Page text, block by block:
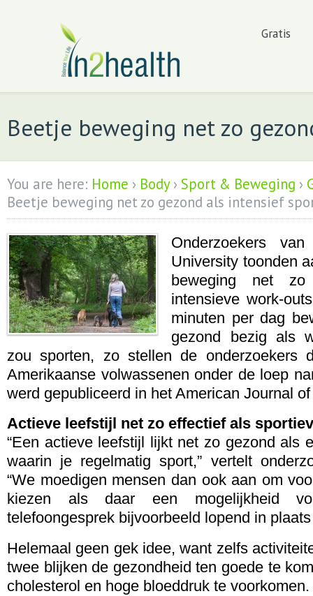
Gratis
Beetje beweging net zo
You are here: Home › Body › Sport & Beweging ›
Beetje beweging net zo gezond als intensief
Onderzoekers
University toonden
beweging net
intensieve work-
minuten per dag
gezond bezig als
zou sporten, zo stellen de onderzoekers
Amerikaanse volwassenen onder de loep
werd gepubliceerd in het American Journal
Actieve leefstijl net zo effectief als
“Een actieve leefstijl lijkt net zo gezond als
waarin je regelmatig sport,” vertelt
“We moedigen mensen dan ook aan om
kiezen als daar een mogelijkheid
telefoongesprek bijvoorbeeld lopend in
Helemaal geen gek idee, want zelfs
twee blijken de gezondheid ten goede te
cholesterol en hoge bloeddruk te voorkomen.